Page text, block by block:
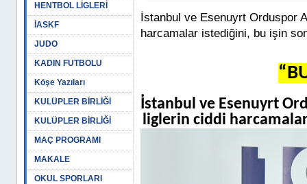
HENTBOL LİGLERİ
İASKF
JUDO
KADIN FUTBOLU
Köşe Yazıları
KULÜPLER BİRLİĞİ
KULÜPLER BİRLİĞİ
MAÇ PROGRAMI
MAKALE
OKUL SPORLARI
İstanbul ve Esenuyrt Orduspor
harcamalar istediğini, bu işin
İstanbul ve Esenuyrt
liglerin ciddi